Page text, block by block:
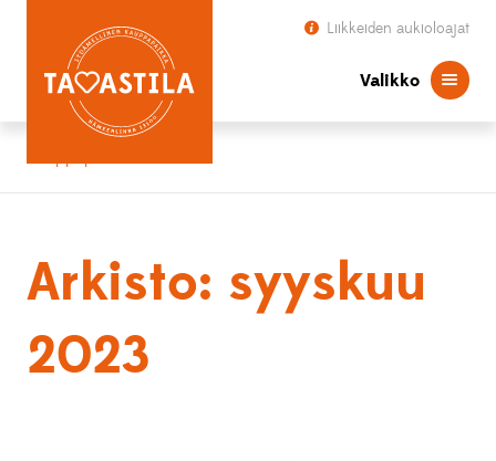
Liikkeiden aukioloajat
Valikko
Arkisto: syyskuu
2023